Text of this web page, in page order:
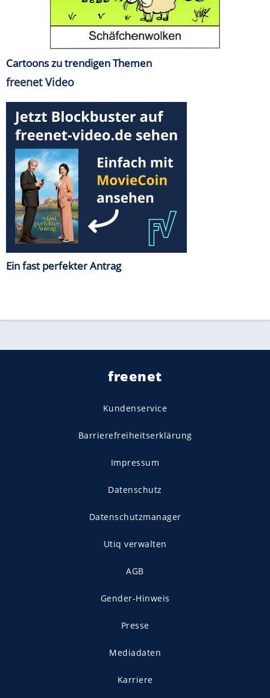
Cartoons zu trendigen Themen
freenet Video
Ein fast perfekter Antrag
freenet
Kundenservice
Barrierefreiheitserklärung
Impressum
Datenschutz
Datenschutzmanager
Utiq verwalten
AGB
Gender-Hinweis
Presse
Mediadaten
Karriere